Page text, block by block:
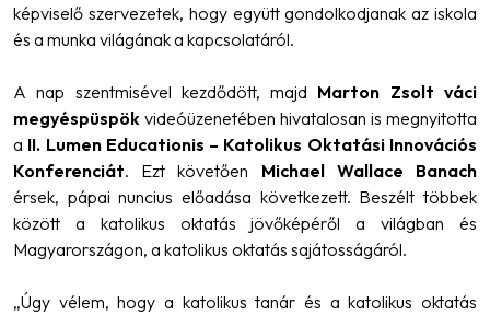
képviselő szervezetek, hogy együtt gondolkodjanak az iskola
és a munka világának a kapcsolatáról.
A nap szentmisével kezdődött, majd Marton Zsolt váci
megyéspüspök videóüzenetében hivatalosan is megnyitotta
a II. Lumen Educationis – Katolikus Oktatási Innovációs
Konferenciát. Ezt követően Michael Wallace Banach
érsek, pápai nuncius előadása következett. Beszélt többek
között a katolikus oktatás jövőképéről a világban és
Magyarországon, a katolikus oktatás sajátosságáról.
„Úgy vélem, hogy a katolikus tanár és a katolikus oktatás